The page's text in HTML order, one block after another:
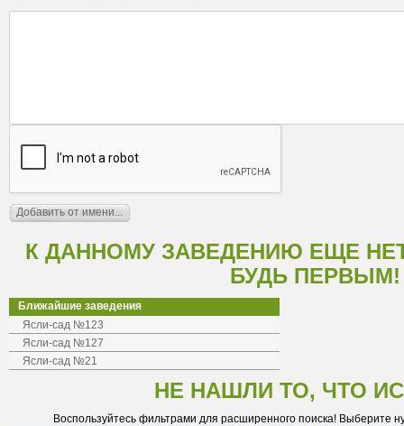
К ДАННОМУ ЗАВЕДЕНИЮ ЕЩЕ
БУДЬ ПЕРВЫМ!
Ближайшие заведения
Ясли-сад №123
Ясли-сад №127
Ясли-сад №21
НЕ НАШЛИ ТО, ЧТО
Воспользуйтесь фильтрами для расширенного поиска! Выберите